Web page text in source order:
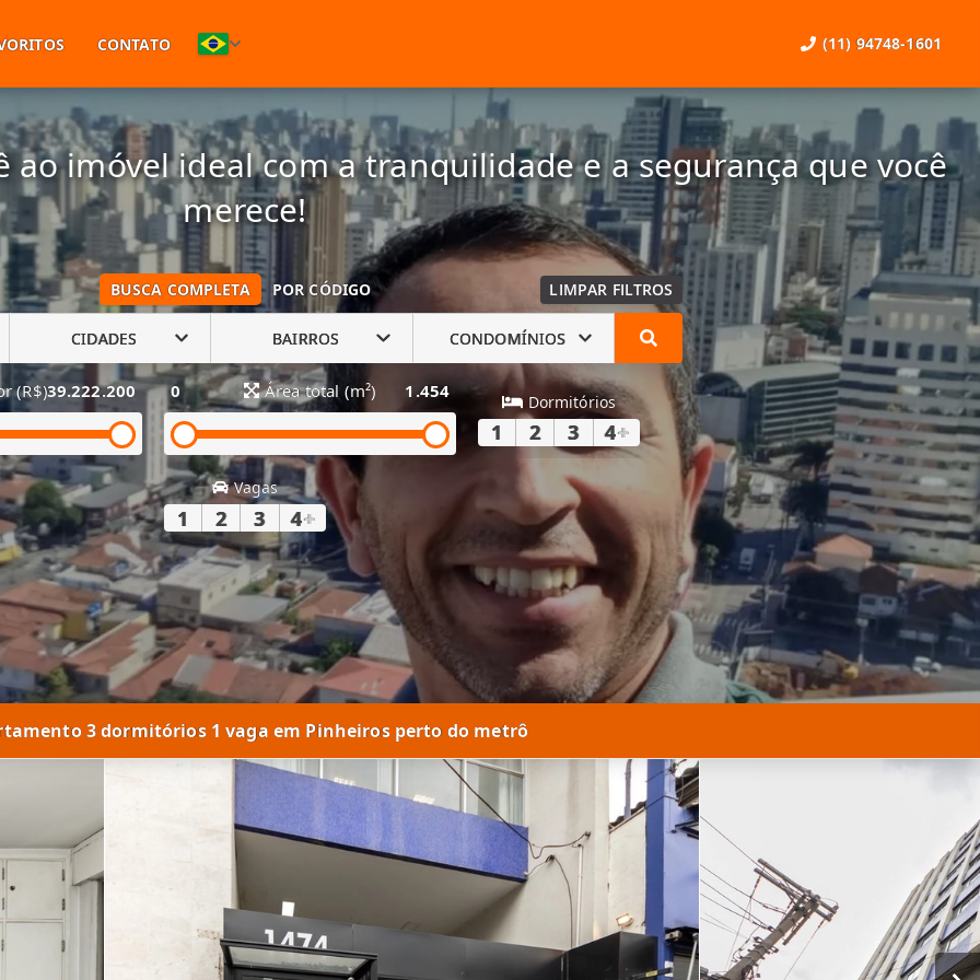
(11) 94748-1601
CONTATO (11) 94748-1601
ao imóvel ideal com a tranquilidade e a segurança que você
merece!
BUSCA COMPLETA POR CÓDIGO LIMPAR FILTROS
CIDADES BAIRROS CONDOMÍNIOS
(R$)39.222.200 0 Área total (m²) 1.454 Dormitórios
1 2 3 4+
Vagas
1 2 3 4+
3 dormitórios 1 vaga em Pinheiros perto do metrô